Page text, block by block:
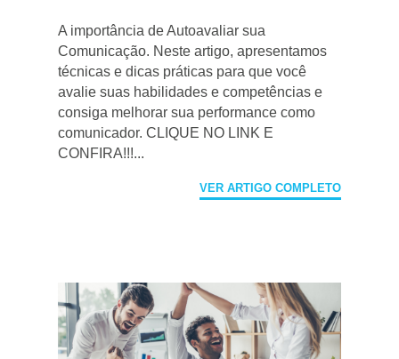
A importância de Autoavaliar sua
Comunicação. Neste artigo, apresentamos
técnicas e dicas práticas para que você
avalie suas habilidades e competências e
consiga melhorar sua performance como
comunicador. CLIQUE NO LINK E
CONFIRA!!!...
VER ARTIGO COMPLETO